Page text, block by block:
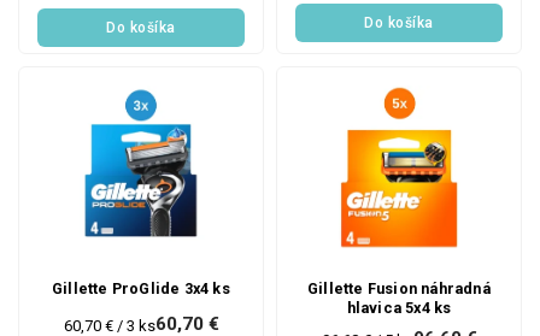
Do košíka Do košíka
Gillette ProGlide 3x4 ks
60,70 €
Jednotková
60,70 € / 3 ks
Gillette Fusion náhradná
hlavica 5x4 ks